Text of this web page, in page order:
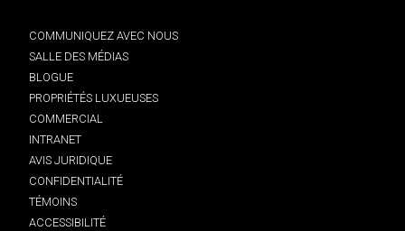
COMMUNIQUEZ AVEC NOUS
SALLE DES MÉDIAS
BLOGUE
PROPRIÉTÉS LUXUEUSES
COMMERCIAL
INTRANET
AVIS JURIDIQUE
CONFIDENTIALITÉ
TÉMOINS
ACCESSIBILITÉ